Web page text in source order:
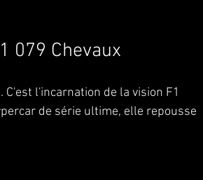
079 Chevaux
l'incarnation de la vision F1
de série ultime, elle repousse